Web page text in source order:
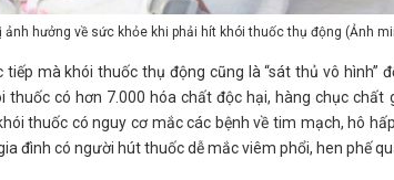
hưởng về sức khỏe khi phải hít khói thuốc thụ động (Ảnh
mà khói thuốc thụ động cũng là “sát thủ vô hình”
có hơn 7.000 hóa chất độc hại, hàng chục chất
thuốc có nguy cơ mắc các bệnh về tim mạch, hô
đình có người hút thuốc dễ mắc viêm phổi, hen phế